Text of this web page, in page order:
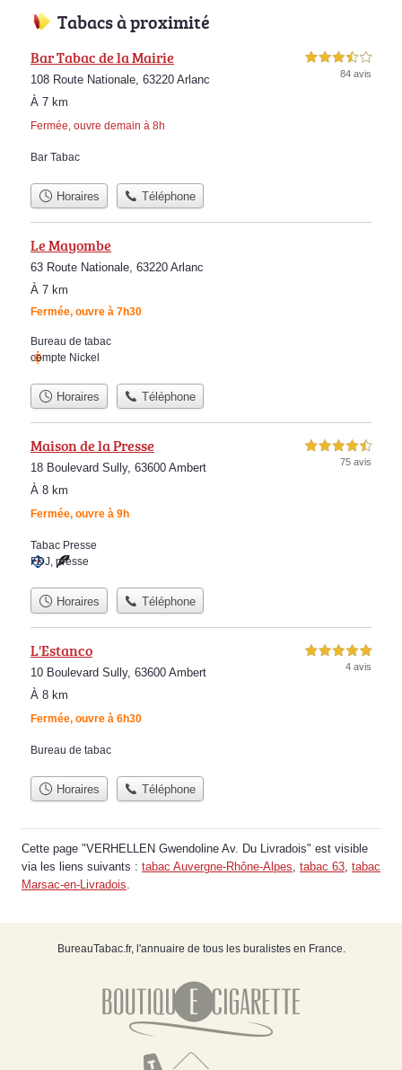
Tabacs à proximité
Bar Tabac de la Mairie
108 Route Nationale, 63220 Arlanc
À 7 km
Fermée, ouvre demain à 8h
3,5 étoiles sur 5
84 avis
Bar Tabac
Horaires Téléphone
Le Mayombe
63 Route Nationale, 63220 Arlanc
À 7 km
Fermée, ouvre à 7h30
Bureau de tabac
compte Nickel
Horaires Téléphone
Maison de la Presse
18 Boulevard Sully, 63600 Ambert
À 8 km
Fermée, ouvre à 9h
4,5 étoiles sur 5
75 avis
Tabac Presse
FDJ, presse
Horaires Téléphone
L'Estanco
10 Boulevard Sully, 63600 Ambert
À 8 km
Fermée, ouvre à 6h30
5,0 étoiles sur 5
4 avis
Bureau de tabac
Horaires Téléphone
Cette page "VERHELLEN Gwendoline Av. Du Livradois" est visible
via les liens suivants : tabac Auvergne-Rhône-Alpes, tabac 63, tabac
Marsac-en-Livradois.
BureauTabac.fr, l'annuaire de tous les buralistes en France.